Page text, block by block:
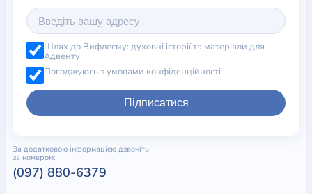
Шлях до Вифлеєму: духовні історії та матеріали для
Адвенту
Погоджуюсь з умовами конфіденційності
Підписатися
За додатковою інформацією дзвоніть
за номером:
(097) 880-6379